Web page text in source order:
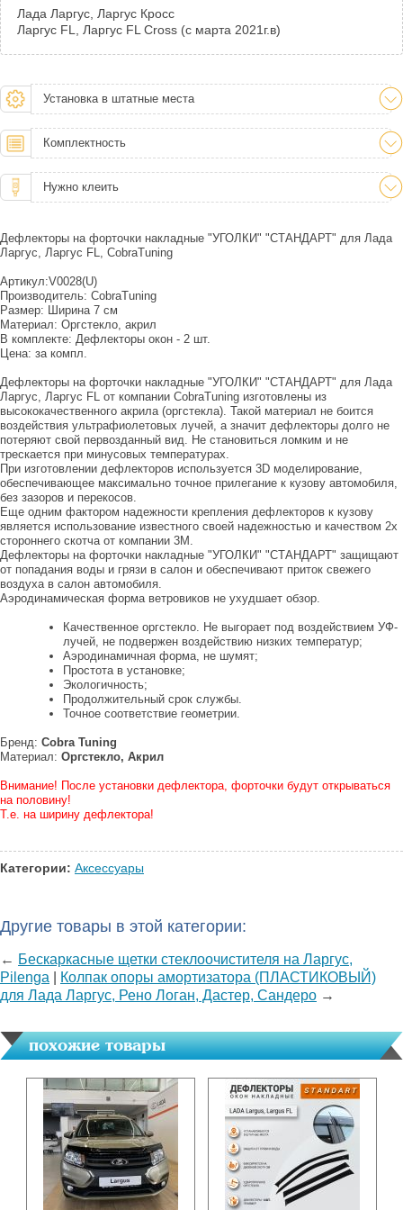
Лада Ларгус, Ларгус Кросс
Ларгус FL, Ларгус FL Cross (с марта 2021г.в)
Установка в штатные места
Комплектность
Нужно клеить
Дефлекторы на форточки накладные "УГОЛКИ" "СТАНДАРТ" для Лада
Ларгус, Ларгус FL, CobraTuning
Артикул:V0028(U)
Производитель: CobraTuning
Размер: Ширина 7 см
Материал: Оргстекло, акрил
В комплекте: Дефлекторы окон - 2 шт.
Цена: за компл.
Дефлекторы на форточки накладные "УГОЛКИ" "СТАНДАРТ" для Лада
Ларгус, Ларгус FL от компании CobraTuning изготовлены из
высококачественного акрила (оргстекла). Такой материал не боится
воздействия ультрафиолетовых лучей, а значит дефлекторы долго не
потеряют свой первозданный вид. Не становиться ломким и не
трескается при минусовых температурах.
При изготовлении дефлекторов используется 3D моделирование,
обеспечивающее максимально точное прилегание к кузову автомобиля,
без зазоров и перекосов.
Еще одним фактором надежности крепления дефлекторов к кузову
является использование известного своей надежностью и качеством 2х
стороннего скотча от компании 3М.
Дефлекторы на форточки накладные "УГОЛКИ" "СТАНДАРТ" защищают
от попадания воды и грязи в салон и обеспечивают приток свежего
воздуха в салон автомобиля.
Аэродинамическая форма ветровиков не ухудшает обзор.
Качественное оргстекло. Не выгорает под воздействием УФ-
лучей, не подвержен воздействию низких температур;
Аэродинамичная форма, не шумят;
Простота в установке;
Экологичность;
Продолжительный срок службы.
Точное соответствие геометрии.
Бренд: Cobra Tuning
Материал: Оргстекло, Акрил
Внимание! После установки дефлектора, форточки будут открываться
на половину!
Т.е. на ширину дефлектора!
Категории: Аксессуары
Другие товары в этой категории:
← Бескаркасные щетки стеклоочистителя на Ларгус,
Pilenga
Колпак опоры амортизатора (ПЛАСТИКОВЫЙ)
для Лада Ларгус, Рено Логан, Дастер, Сандеро →
похожие товары